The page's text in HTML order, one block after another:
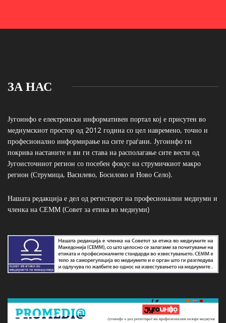
ЗА НАС
Југоинфо е електронски информативен портал кој е присутен во
медиумскиот простор од 2012 година со цел навремено, точно и
професионално информирање на сите граѓани. Југоинфо ги
покрива настаните и ви ги става на располагање сите вести од
Југоисточниот регион со посебен фокус на струмичкиот макро
регион (Струмица, Василево, Босилово и Ново Село).
Нашата редакција е дел од регистарот на професионални медиуми и
членка на СЕММ (Совет за етика во медиуми)